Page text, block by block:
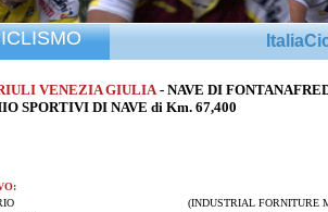
VENEZIA GIULIA - NAVE DI
SPORTIVI DI NAVE di Km. 67,400
(INDUSTRIAL FORNITURE